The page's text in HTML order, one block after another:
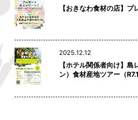
【おきなわ食材の店】
2025.12.12
【ホテル関係者向け】
ン）食材産地ツアー（